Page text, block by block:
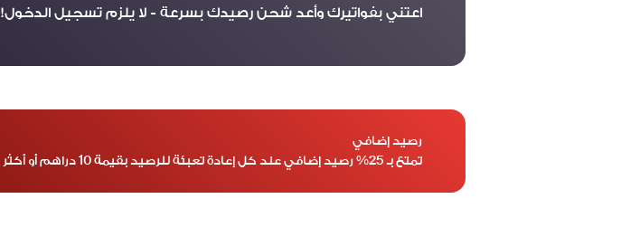
اعتني بفواتيرك وأعد شحن رصيدك بسرعة - لا يلزم تسجيل الدخول!
رصيد إضافي
تمتع بـ 25% رصيد إضافي عند كل إعادة تعبئة للرصيد بقيمة 10 دراهم أو أكثر